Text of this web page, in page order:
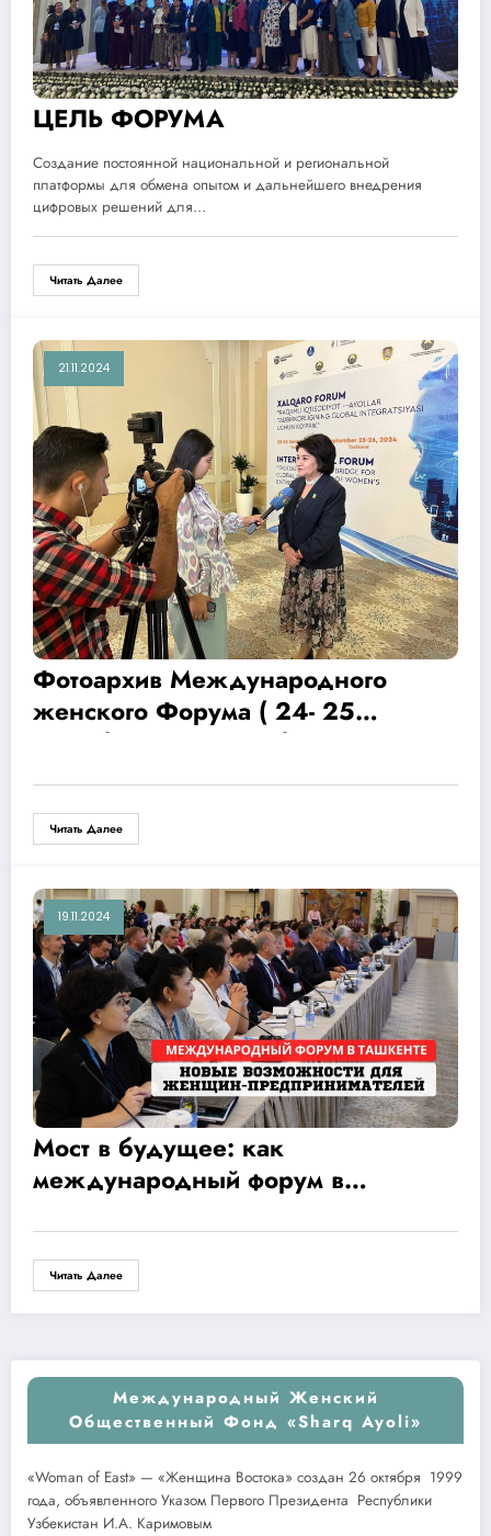
ЦЕЛЬ ФОРУМА
Создание постоянной национальной и региональной
платформы для обмена опытом и дальнейшего внедрения
цифровых решений для…
Читать Далее
21.11.2024
Фотоархив Международного
женского Форума ( 24- 25
сентября 2024 года )
Читать Далее
19.11.2024
Мост в будущее: как
международный форум в
возможности для женщин-
предпринимателей
Читать Далее
Международный Женский
Общественный Фонд «Sharq Ayoli»
«Woman of East» — «Женщина Востока» создан 26 октября 1999
года, объявленного Указом Первого Президента Республики
Узбекистан И.А. Каримовым